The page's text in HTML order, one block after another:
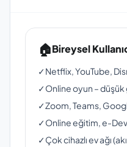
🏠Bireysel
✓Netflix, YouTube,
✓Online oyun –
✓Zoom, Teams,
✓Online eğitim, e-
✓Çok cihazlı ev ağı